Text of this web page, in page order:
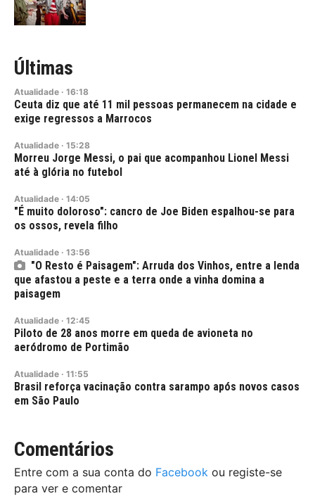
Últimas
Atualidade · 16:18
Ceuta diz que até 11 mil pessoas permanecem na cidade e
exige regressos a Marrocos
Atualidade · 15:28
Morreu Jorge Messi, o pai que acompanhou Lionel Messi
até à glória no futebol
Atualidade · 14:05
"É muito doloroso": cancro de Joe Biden espalhou-se para
os ossos, revela filho
Atualidade · 13:56
"O Resto é Paisagem": Arruda dos Vinhos, entre a lenda
que afastou a peste e a terra onde a vinha domina a
paisagem
Atualidade · 12:45
Piloto de 28 anos morre em queda de avioneta no
aeródromo de Portimão
Atualidade · 11:55
Brasil reforça vacinação contra sarampo após novos casos
em São Paulo
Comentários
Entre com a sua conta do Facebook ou registe-se
para ver e comentar